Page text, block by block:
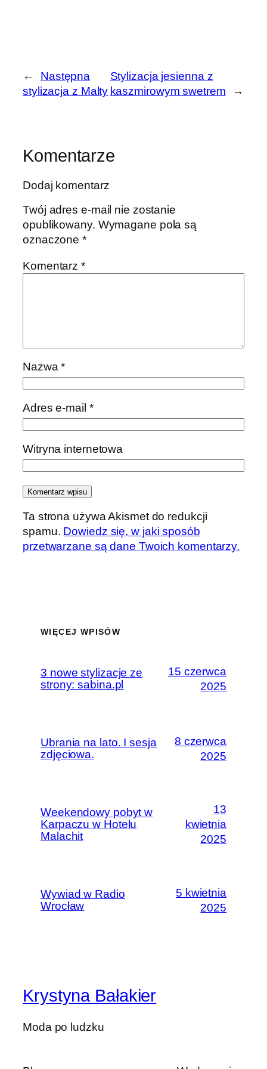
←
Następna
stylizacja z Malty
Stylizacja jesienna z
kaszmirowym swetrem
→
Komentarze
Dodaj komentarz
Twój adres e-mail nie zostanie
opublikowany. Wymagane pola są
oznaczone*
Komentarz*
Nazwa*
Adres e-mail *
Witryna internetowa
Ta strona używa Akismet do redukcji
spamu. Dowiedz się, w jaki sposób
przetwarzane są dane Twoich komentarzy.
WIĘCEJ WPISÓW
3 nowe stylizacje ze
strony: sabina.pl
15 czerwca
2025
Ubrania na lato. I sesja
zdjęciowa.
8 czerwca
2025
Weekendowy pobyt w
Karpaczu w Hotelu
Malachit
13
kwietnia
2025
Wywiad w Radio
Wrocław
5 kwietnia
2025
Krystyna Bałakier
Moda po ludzku